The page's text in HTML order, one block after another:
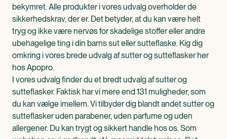
bekymret. Alle produkter i vores udvalg overholder de
sikkerhedskrav, der er. Det betyder, at du kan være helt
tryg og ikke være nervøs for skadelige stoffer eller andre
ubehagelige ting i din barns sut eller sutteflaske. Kig dig
omkring i vores brede udvalg af sutter og sutteflasker her
hos Apopro.
I vores udvalg finder du et bredt udvalg af sutter og
sutteflasker. Faktisk har vi mere end 131 muligheder, som
du kan vælge imellem. Vi tilbyder dig blandt andet sutter og
sutteflasker uden parabener, uden parfume og uden
allergener. Du kan trygt og sikkert handle hos os. Som